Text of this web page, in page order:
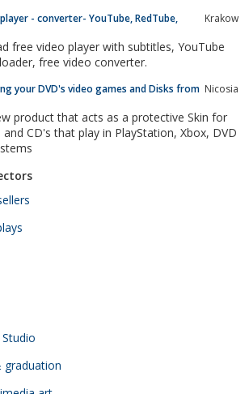
- converter- YouTube, RedTube,
Krakow
video player with subtitles, YouTube
and RedTube downloader, free video converter.
your DVD's video games and Disks from Nicosia
product that acts as a protective Skin for
graduation